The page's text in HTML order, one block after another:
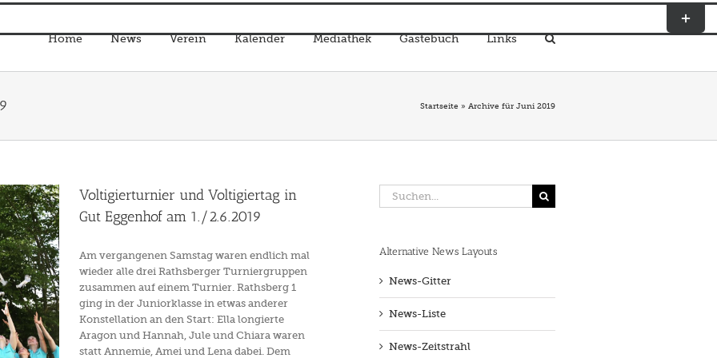
Home News Verein Kalender Mediathek Gästebuch Links
Startseite » Archive für Juni 2019
Voltigierturnier und Voltigiertag in
Gut Eggenhof am 1./2.6.2019
Am vergangenen Samstag waren endlich mal
wieder alle drei Rathsberger Turniergruppen
zusammen auf einem Turnier. Rathsberg 1
ging in der Juniorklasse in etwas anderer
Konstellation an den Start: Ella longierte
Aragon und Hannah, Jule und Chiara waren
statt Annemie, Amei und Lena dabei. Dem
Suche
nach:
Alternative News Layouts
News-Gitter
News-Liste
News-Zeitstrahl
Toggle
Sliding